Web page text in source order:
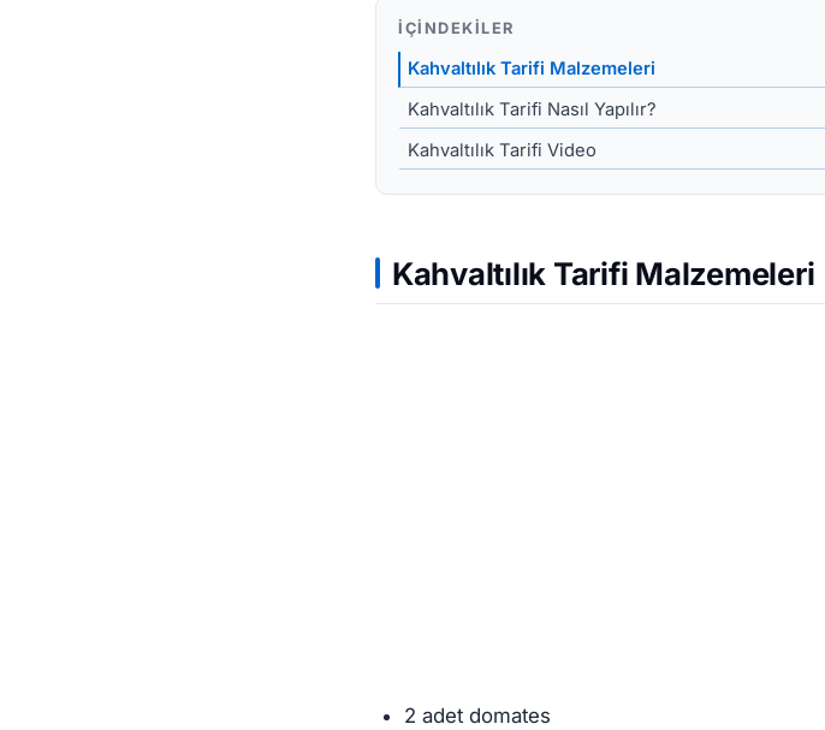
İÇINDEKILER
Kahvaltılık Tarifi Malzemeleri
Kahvaltılık Tarifi Nasıl Yapılır?
Kahvaltılık Tarifi Video
Kahvaltılık Tarifi Malzemeleri
2 adet domates